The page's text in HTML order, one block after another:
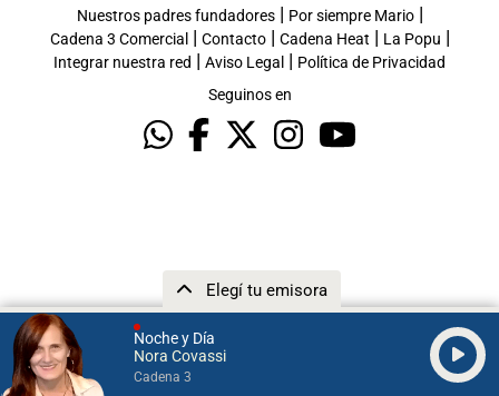
Noche y Día
Nora Covassi
Cadena 3
Elegí tu emisora
Nuestros padres fundadores| Por siempre Mario|
Cadena 3 Comercial | Contacto| Cadena Heat | La Popu |
Integrar nuestra red | Aviso Legal | Política de Privacidad
Seguinos en